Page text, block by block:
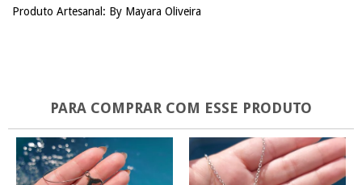
Produto Artesanal: By Mayara Oliveira
PARA COMPRAR COM ESSE PRODUTO